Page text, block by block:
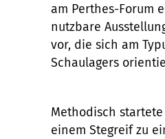
am Perthes-Forum
nutzbare
vor, die sich am
Schaulagers
Methodisch
einem Stegreif zu